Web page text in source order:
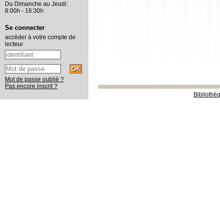
Du Dimanche au Jeudi:
8:00h - 16:30h
Se connecter
accéder à votre compte de
lecteur
Mot de passe oublié ?
Pas encore inscrit ?